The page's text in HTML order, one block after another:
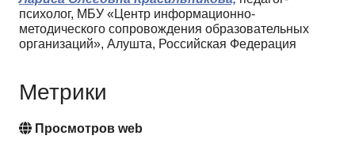
психолог, МБУ «Центр информационно-
методического сопровождения образовательных
организаций», Алушта, Российская Федерация
Метрики
Просмотров web